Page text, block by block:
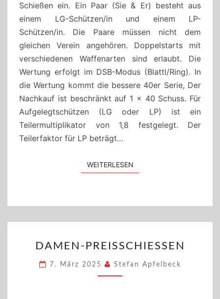
Schießen ein. Ein Paar (Sie & Er) besteht aus
einem LG-Schützen/in und einem LP-
Schützen/in. Die Paare müssen nicht dem
gleichen Verein angehören. Doppelstarts mit
verschiedenen Waffenarten sind erlaubt. Die
Wertung erfolgt im DSB-Modus (Blattl/Ring). In
die Wertung kommt die bessere 40er Serie, Der
Nachkauf ist beschränkt auf 1 x 40 Schuss. Für
Aufgelegtschützen (LG oder LP) ist ein
Teilermultiplikator von 1,8 festgelegt. Der
Teilerfaktor für LP beträgt…
WEITERLESENWEITERLESEN
PREISSCHIESSEN
DAMEN-PREISSCHIESSEN
7. März 2025 Stefan Apfelbeck